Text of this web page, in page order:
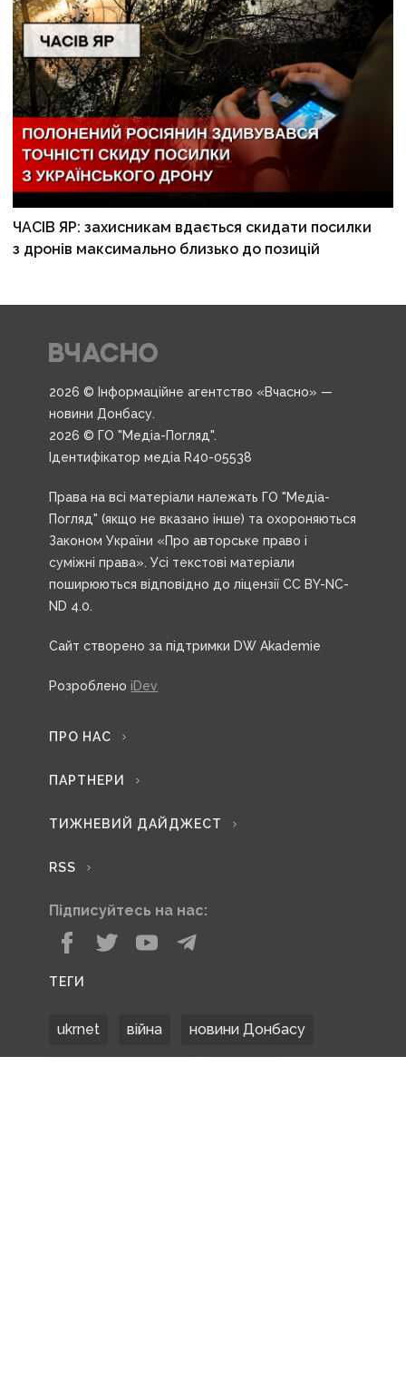
ЧАСІВ ЯР: захисникам вдається скидати посилки
з дронів максимально близько до позицій
2026 © Інформаційне агентство «Вчасно» —
новини Донбасу.
2026 © ГО "Медіа-Погляд".
Ідентифікатор медіа R40-05538
Права на всі матеріали належать ГО "Медіа-
Погляд" (якщо не вказано інше) та охороняються
Законом України «Про авторське право і
суміжні права». Усі текстові матеріали
поширюються відповідно до ліцензії CC BY-NC-
ND 4.0.
Сайт створено за підтримки DW Akademie
Розроблено iDev
ПРО НАС
ПАРТНЕРИ
ТИЖНЕВИЙ ДАЙДЖЕСТ
RSS
Підписуйтесь на нас:
ТЕГИ
ukrnet війна новини Донбасу